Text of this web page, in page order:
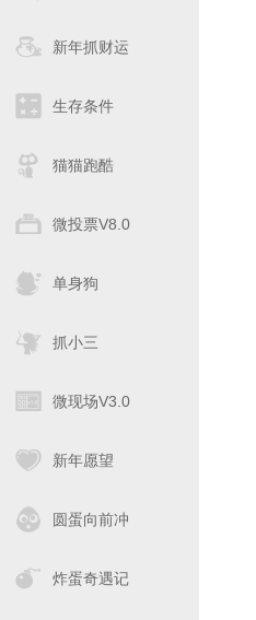
新年抓财运
生存条件
猫猫跑酷
微投票V8.0
单身狗
抓小三
微现场V3.0
新年愿望
圆蛋向前冲
炸蛋奇遇记